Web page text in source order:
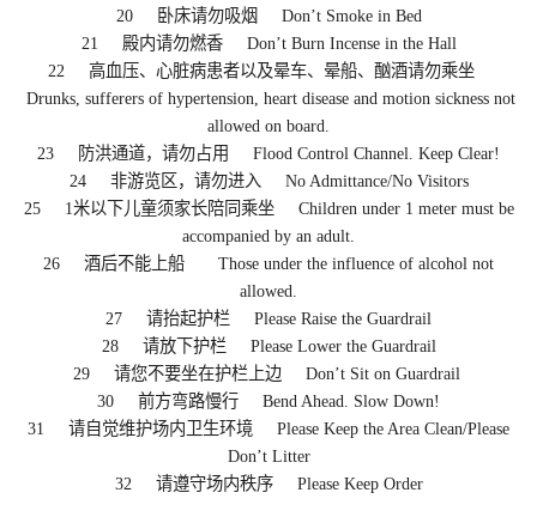
20 卧床请勿吸烟 Don’t Smoke in Bed
21 殿内请勿燃香 Don’t Burn Incense in the Hall
22 高血压、心脏病患者以及晕车、晕船、酗酒请勿乘坐
Drunks, sufferers of hypertension, heart disease and motion sickness not
allowed on board.
23 防洪通道，请勿占用 Flood Control Channel. Keep Clear!
24 非游览区，请勿进入 No Admittance/No Visitors
25 1米以下儿童须家长陪同乘坐 Children under 1 meter must be
accompanied by an adult.
26 酒后不能上船 Those under the influence of alcohol not
allowed.
27 请抬起护栏 Please Raise the Guardrail
28 请放下护栏 Please Lower the Guardrail
29 请您不要坐在护栏上边 Don’t Sit on Guardrail
30 前方弯路慢行 Bend Ahead. Slow Down!
31 请自觉维护场内卫生环境 Please Keep the Area Clean/Please
Don’t Litter
32 请遵守场内秩序 Please Keep Order